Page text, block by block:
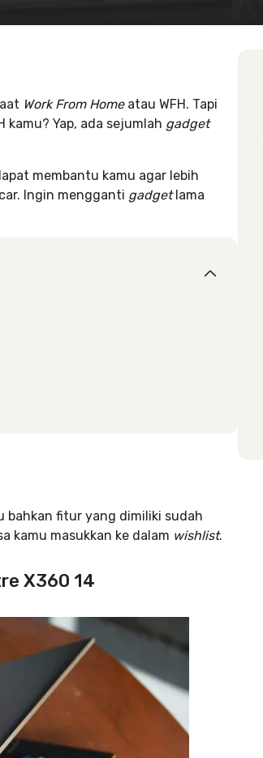
Work From Home atau WFH. Tapi
Yap, ada sejumlah gadget
membantu kamu agar lebih
Ingin mengganti gadgetlama
bahkan fitur yang dimiliki sudah
kamu masukkan ke dalam wishlist.
X360 14